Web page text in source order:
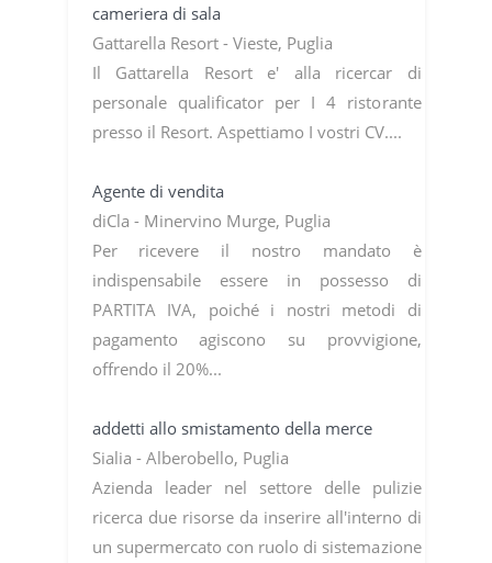
cameriera di sala
Gattarella Resort - Vieste, Puglia
Il Gattarella Resort e' alla ricercar di
personale qualificator per I 4 ristorante
presso il Resort. Aspettiamo I vostri CV....
Agente di vendita
diCla - Minervino Murge, Puglia
Per ricevere il nostro mandato è
indispensabile essere in possesso di
PARTITA IVA, poiché i nostri metodi di
pagamento agiscono su provvigione,
offrendo il 20%...
addetti allo smistamento della merce
Sialia - Alberobello, Puglia
Azienda leader nel settore delle pulizie
ricerca due risorse da inserire all'interno di
un supermercato con ruolo di sistemazione